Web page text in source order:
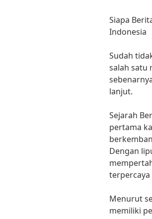
Siapa
Indonesia
Sudah
salah satu
lanjut.
Sejarah
pertama
Dengan
terpercaya
Menurut
memiliki